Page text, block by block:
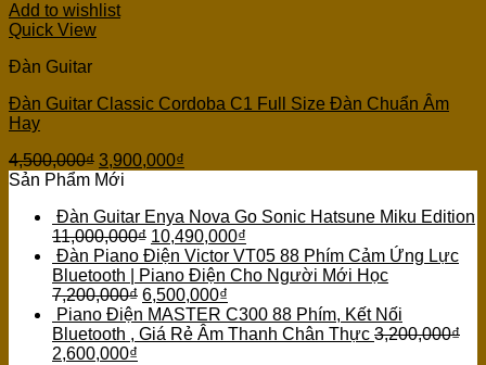
Add to wishlist
Quick View
Đàn Guitar
Đàn Guitar Classic Cordoba C1 Full Size Đàn Chuẩn Âm
Hay
4,500,000₫ 3,900,000₫
Sản Phẩm Mới
Đàn Guitar Enya Nova Go Sonic Hatsune Miku Edition
11,000,000₫ 10,490,000₫
Đàn Piano Điện Victor VT05 88 Phím Cảm Ứng Lực
Bluetooth | Piano Điện Cho Người Mới Học
7,200,000₫ 6,500,000₫
Piano Điện MASTER C300 88 Phím, Kết Nối
Bluetooth , Giá Rẻ Âm Thanh Chân Thực 3,200,000₫
2,600,000₫